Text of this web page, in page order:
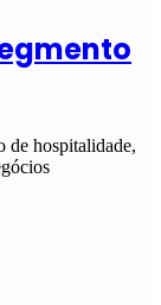
de hospitalidade,